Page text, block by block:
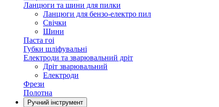
Ланцюги та шини для пилки
Ланцюги для бензо-електро пил
Свічки
Шини
Паста гоі
Губки шліфувальні
Електроди та зварювальний дріт
Дріт зварювальний
Електроди
Фрези
Полотна
Ручний інструмент